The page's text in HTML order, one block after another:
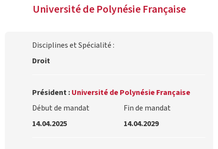
Université de Polynésie Française
Disciplines et Spécialité :
Droit
Président :Université de Polynésie Française
Début de mandat
14.04.2025
Fin de mandat
14.04.2029